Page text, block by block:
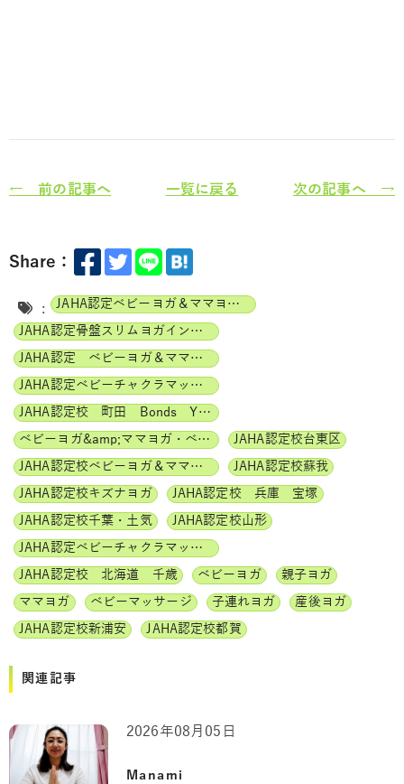
← 前の記事へ 一覧に戻る 次の記事へ →
Share：
:
JAHA認定ベビーヨガ＆ママヨガインストラクター
JAHA認定骨盤スリムヨガインストラクター
JAHA認定 ベビーヨガ＆ママヨガ（親子ヨガ）インストラクター
JAHA認定ベビーチャクラマッサージインストラクター
JAHA認定校 町田 Bonds Yoga
ベビーヨガ&amp;ママヨガ・ベビーチャクラマッサージ通信講座
JAHA認定校台東区
JAHA認定校ベビーヨガ＆ママヨガインストラクター
JAHA認定校蘇我
JAHA認定校キズナヨガ
JAHA認定校 兵庫 宝塚
JAHA認定校千葉・土気
JAHA認定校山形
JAHA認定ベビーチャクラマッサージ
JAHA認定校 北海道 千歳
ベビーヨガ
親子ヨガ
ママヨガ
ベビーマッサージ 子連れヨガ
産後ヨガ
JAHA認定校新浦安
JAHA認定校都賀
関連記事
Manami
2026年08月05日